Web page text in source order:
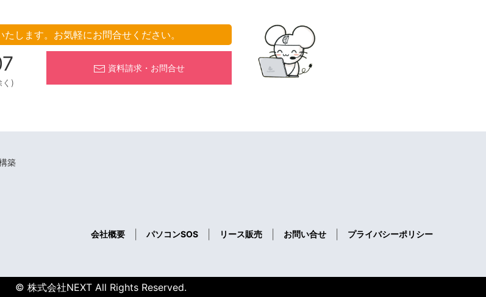
します。 お気軽にお問合せください。
く)
資料請求・お問合せ
築
会社概要 パソコンSOS リース販売 お問い合せ プライバシーポリシー
© 株式会社NEXT All Rights Reserved.